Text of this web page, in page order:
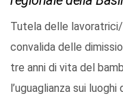
Tutela delle
convalida delle
tre anni di vita del
l’uguaglianza sui